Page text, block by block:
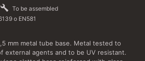
To be assembled
o EN581
mm metal tube base. Metal tested to
external agents and to be UV resistant.